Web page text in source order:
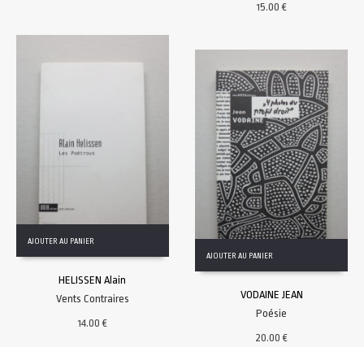
15.00€
AJOUTER AU PANIER
HELISSEN Alain
Vents Contraires
14.00€
AJOUTER AU PANIER
VODAINE JEAN
Poésie
20.00€